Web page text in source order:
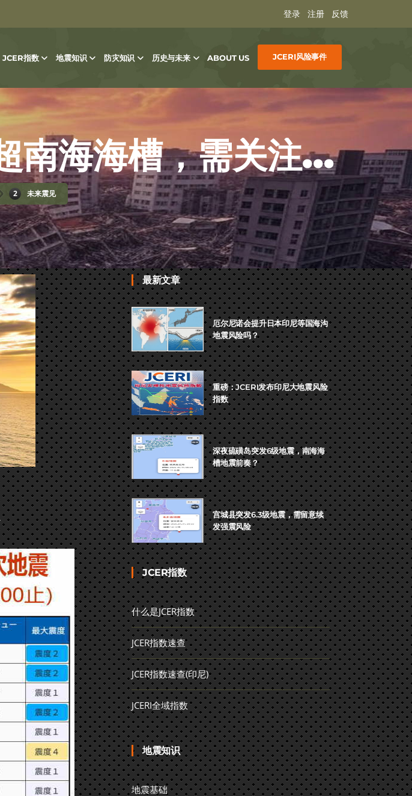
登录 注册 反馈
JCER指数 地震知识 防灾知识 历史与未来 ABOUT US JCERI风险事件
东北双沟短期风险已超南海海槽，需关注指数
未来震见
最新文章
厄尔尼诺会提升日本印尼等国海沟
地震风险吗？
重磅：JCERI发布印尼大地震风险
指数
深夜硫磺岛突发6级地震，南海海
槽地震前奏？
宫城县突发6.3级地震，需留意续
发强震风险
JCER指数
什么是JCER指数
JCER指数速查
JCER指数速查(印尼)
JCERI全域指数
地震知识
地震基础